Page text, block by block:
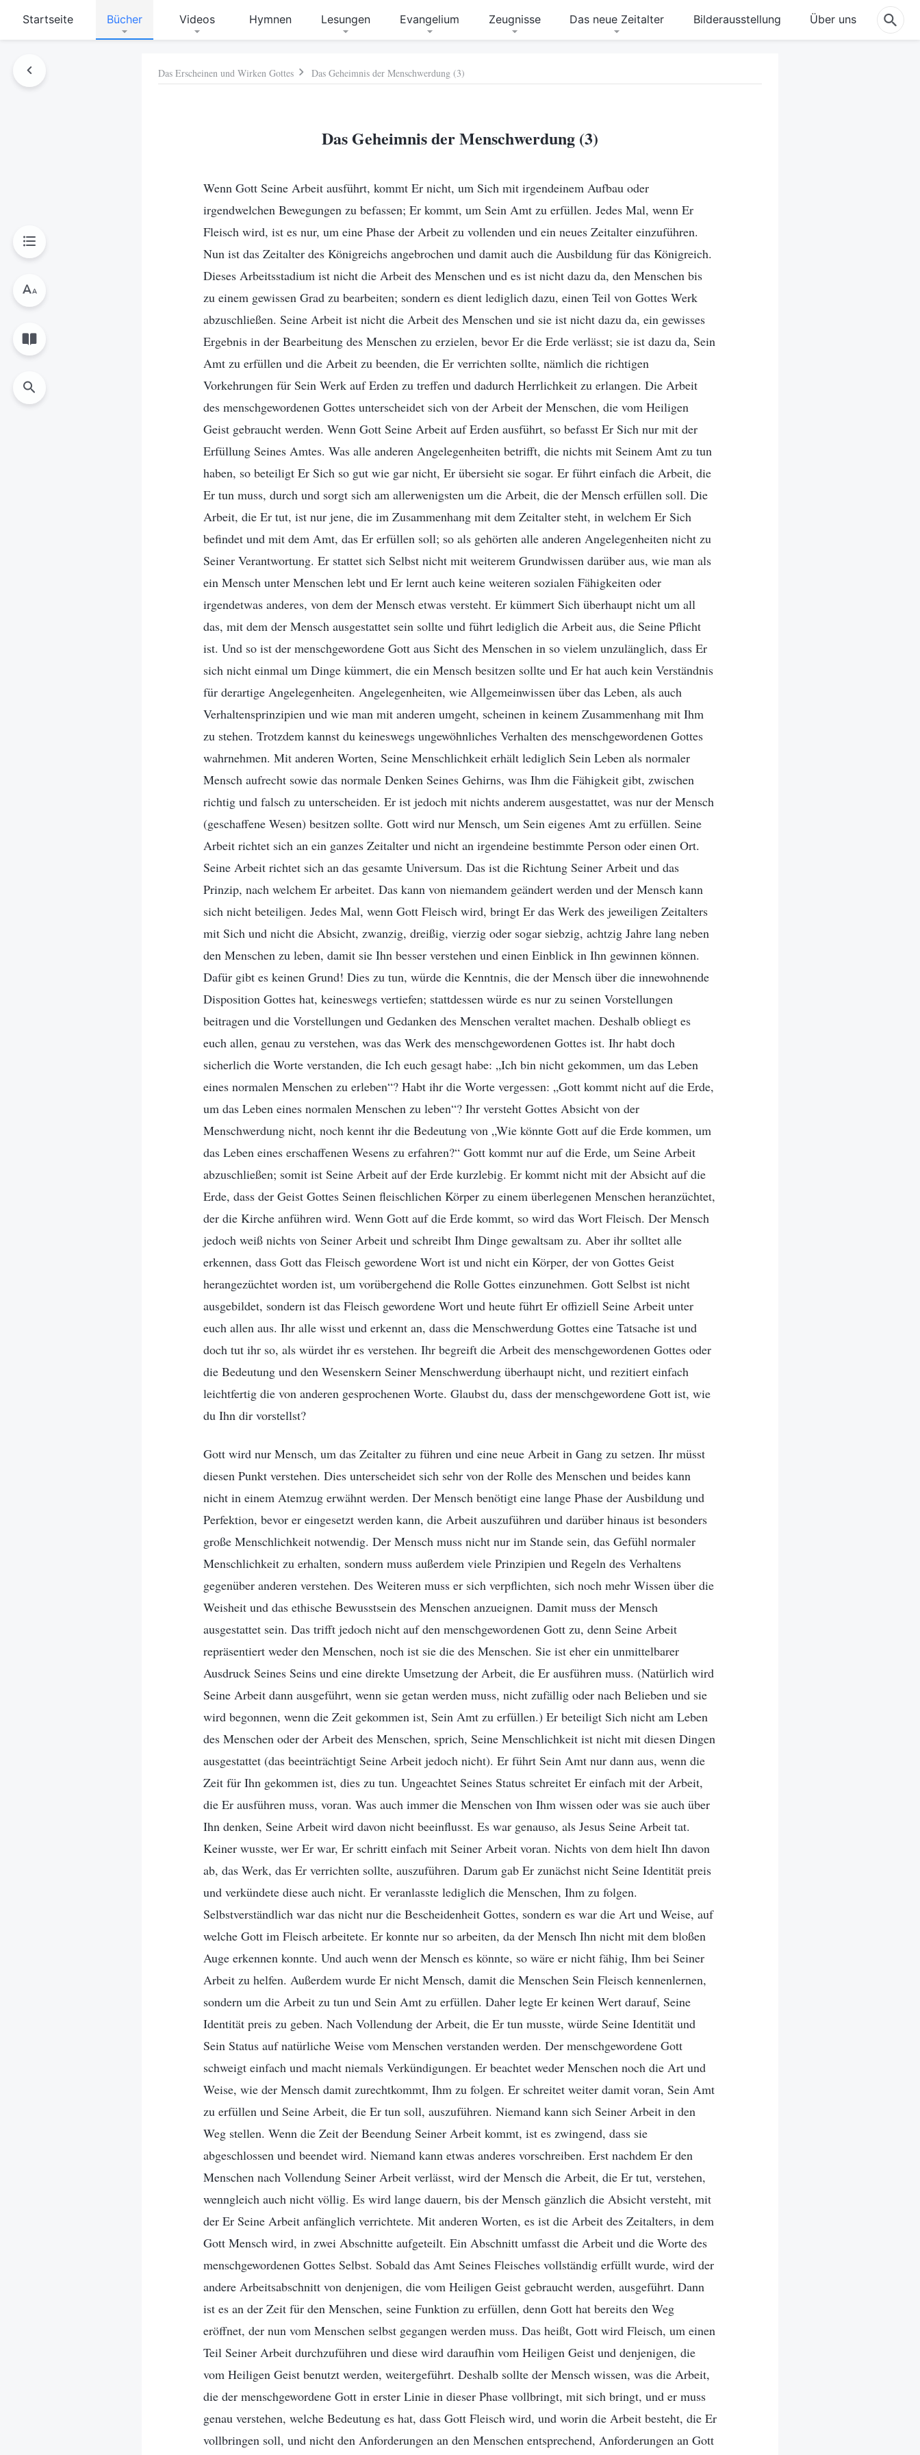
Startseite Bücher Videos Hymnen Lesungen Evangelium Zeugnisse Das neue Zeitalter Bilderausstellung Über uns
Das Erscheinen und Wirken Gottes Das Geheimnis der Menschwerdung (3)
Das Geheimnis der Menschwerdung (3)
Wenn Gott Seine Arbeit ausführt, kommt Er nicht, um Sich mit irgendeinem Aufbau oder
irgendwelchen Bewegungen zu befassen; Er kommt, um Sein Amt zu erfüllen. Jedes Mal, wenn Er
Fleisch wird, ist es nur, um eine Phase der Arbeit zu vollenden und ein neues Zeitalter einzuführen.
Nun ist das Zeitalter des Königreichs angebrochen und damit auch die Ausbildung für das Königreich.
Dieses Arbeitsstadium ist nicht die Arbeit des Menschen und es ist nicht dazu da, den Menschen bis
zu einem gewissen Grad zu bearbeiten; sondern es dient lediglich dazu, einen Teil von Gottes Werk
abzuschließen. Seine Arbeit ist nicht die Arbeit des Menschen und sie ist nicht dazu da, ein gewisses
Ergebnis in der Bearbeitung des Menschen zu erzielen, bevor Er die Erde verlässt; sie ist dazu da, Sein
Amt zu erfüllen und die Arbeit zu beenden, die Er verrichten sollte, nämlich die richtigen
Vorkehrungen für Sein Werk auf Erden zu treffen und dadurch Herrlichkeit zu erlangen. Die Arbeit
des menschgewordenen Gottes unterscheidet sich von der Arbeit der Menschen, die vom Heiligen
Geist gebraucht werden. Wenn Gott Seine Arbeit auf Erden ausführt, so befasst Er Sich nur mit der
Erfüllung Seines Amtes. Was alle anderen Angelegenheiten betrifft, die nichts mit Seinem Amt zu tun
haben, so beteiligt Er Sich so gut wie gar nicht, Er übersieht sie sogar. Er führt einfach die Arbeit, die
Er tun muss, durch und sorgt sich am allerwenigsten um die Arbeit, die der Mensch erfüllen soll. Die
Arbeit, die Er tut, ist nur jene, die im Zusammenhang mit dem Zeitalter steht, in welchem Er Sich
befindet und mit dem Amt, das Er erfüllen soll; so als gehörten alle anderen Angelegenheiten nicht zu
Seiner Verantwortung. Er stattet sich Selbst nicht mit weiterem Grundwissen darüber aus, wie man als
ein Mensch unter Menschen lebt und Er lernt auch keine weiteren sozialen Fähigkeiten oder
irgendetwas anderes, von dem der Mensch etwas versteht. Er kümmert Sich überhaupt nicht um all
das, mit dem der Mensch ausgestattet sein sollte und führt lediglich die Arbeit aus, die Seine Pflicht
ist. Und so ist der menschgewordene Gott aus Sicht des Menschen in so vielem unzulänglich, dass Er
sich nicht einmal um Dinge kümmert, die ein Mensch besitzen sollte und Er hat auch kein Verständnis
für derartige Angelegenheiten. Angelegenheiten, wie Allgemeinwissen über das Leben, als auch
Verhaltensprinzipien und wie man mit anderen umgeht, scheinen in keinem Zusammenhang mit Ihm
zu stehen. Trotzdem kannst du keineswegs ungewöhnliches Verhalten des menschgewordenen Gottes
wahrnehmen. Mit anderen Worten, Seine Menschlichkeit erhält lediglich Sein Leben als normaler
Mensch aufrecht sowie das normale Denken Seines Gehirns, was Ihm die Fähigkeit gibt, zwischen
richtig und falsch zu unterscheiden. Er ist jedoch mit nichts anderem ausgestattet, was nur der Mensch
(geschaffene Wesen) besitzen sollte. Gott wird nur Mensch, um Sein eigenes Amt zu erfüllen. Seine
Arbeit richtet sich an ein ganzes Zeitalter und nicht an irgendeine bestimmte Person oder einen Ort.
Seine Arbeit richtet sich an das gesamte Universum. Das ist die Richtung Seiner Arbeit und das
Prinzip, nach welchem Er arbeitet. Das kann von niemandem geändert werden und der Mensch kann
sich nicht beteiligen. Jedes Mal, wenn Gott Fleisch wird, bringt Er das Werk des jeweiligen Zeitalters
mit Sich und nicht die Absicht, zwanzig, dreißig, vierzig oder sogar siebzig, achtzig Jahre lang neben
den Menschen zu leben, damit sie Ihn besser verstehen und einen Einblick in Ihn gewinnen können.
Dafür gibt es keinen Grund! Dies zu tun, würde die Kenntnis, die der Mensch über die innewohnende
Disposition Gottes hat, keineswegs vertiefen; stattdessen würde es nur zu seinen Vorstellungen
beitragen und die Vorstellungen und Gedanken des Menschen veraltet machen. Deshalb obliegt es
euch allen, genau zu verstehen, was das Werk des menschgewordenen Gottes ist. Ihr habt doch
sicherlich die Worte verstanden, die Ich euch gesagt habe: „Ich bin nicht gekommen, um das Leben
eines normalen Menschen zu erleben“? Habt ihr die Worte vergessen: „Gott kommt nicht auf die Erde,
um das Leben eines normalen Menschen zu leben“? Ihr versteht Gottes Absicht von der
Menschwerdung nicht, noch kennt ihr die Bedeutung von „Wie könnte Gott auf die Erde kommen, um
das Leben eines erschaffenen Wesens zu erfahren?“ Gott kommt nur auf die Erde, um Seine Arbeit
abzuschließen; somit ist Seine Arbeit auf der Erde kurzlebig. Er kommt nicht mit der Absicht auf die
Erde, dass der Geist Gottes Seinen fleischlichen Körper zu einem überlegenen Menschen heranzüchtet,
der die Kirche anführen wird. Wenn Gott auf die Erde kommt, so wird das Wort Fleisch. Der Mensch
jedoch weiß nichts von Seiner Arbeit und schreibt Ihm Dinge gewaltsam zu. Aber ihr solltet alle
erkennen, dass Gott das Fleisch gewordene Wort ist und nicht ein Körper, der von Gottes Geist
herangezüchtet worden ist, um vorübergehend die Rolle Gottes einzunehmen. Gott Selbst ist nicht
ausgebildet, sondern ist das Fleisch gewordene Wort und heute führt Er offiziell Seine Arbeit unter
euch allen aus. Ihr alle wisst und erkennt an, dass die Menschwerdung Gottes eine Tatsache ist und
doch tut ihr so, als würdet ihr es verstehen. Ihr begreift die Arbeit des menschgewordenen Gottes oder
die Bedeutung und den Wesenskern Seiner Menschwerdung überhaupt nicht, und rezitiert einfach
leichtfertig die von anderen gesprochenen Worte. Glaubst du, dass der menschgewordene Gott ist, wie
du Ihn dir vorstellst?
Gott wird nur Mensch, um das Zeitalter zu führen und eine neue Arbeit in Gang zu setzen. Ihr müsst
diesen Punkt verstehen. Dies unterscheidet sich sehr von der Rolle des Menschen und beides kann
nicht in einem Atemzug erwähnt werden. Der Mensch benötigt eine lange Phase der Ausbildung und
Perfektion, bevor er eingesetzt werden kann, die Arbeit auszuführen und darüber hinaus ist besonders
große Menschlichkeit notwendig. Der Mensch muss nicht nur im Stande sein, das Gefühl normaler
Menschlichkeit zu erhalten, sondern muss außerdem viele Prinzipien und Regeln des Verhaltens
gegenüber anderen verstehen. Des Weiteren muss er sich verpflichten, sich noch mehr Wissen über die
Weisheit und das ethische Bewusstsein des Menschen anzueignen. Damit muss der Mensch
ausgestattet sein. Das trifft jedoch nicht auf den menschgewordenen Gott zu, denn Seine Arbeit
repräsentiert weder den Menschen, noch ist sie die des Menschen. Sie ist eher ein unmittelbarer
Ausdruck Seines Seins und eine direkte Umsetzung der Arbeit, die Er ausführen muss. (Natürlich wird
Seine Arbeit dann ausgeführt, wenn sie getan werden muss, nicht zufällig oder nach Belieben und sie
wird begonnen, wenn die Zeit gekommen ist, Sein Amt zu erfüllen.) Er beteiligt Sich nicht am Leben
des Menschen oder der Arbeit des Menschen, sprich, Seine Menschlichkeit ist nicht mit diesen Dingen
ausgestattet (das beeinträchtigt Seine Arbeit jedoch nicht). Er führt Sein Amt nur dann aus, wenn die
Zeit für Ihn gekommen ist, dies zu tun. Ungeachtet Seines Status schreitet Er einfach mit der Arbeit,
die Er ausführen muss, voran. Was auch immer die Menschen von Ihm wissen oder was sie auch über
Ihn denken, Seine Arbeit wird davon nicht beeinflusst. Es war genauso, als Jesus Seine Arbeit tat.
Keiner wusste, wer Er war, Er schritt einfach mit Seiner Arbeit voran. Nichts von dem hielt Ihn davon
ab, das Werk, das Er verrichten sollte, auszuführen. Darum gab Er zunächst nicht Seine Identität preis
und verkündete diese auch nicht. Er veranlasste lediglich die Menschen, Ihm zu folgen.
Selbstverständlich war das nicht nur die Bescheidenheit Gottes, sondern es war die Art und Weise, auf
welche Gott im Fleisch arbeitete. Er konnte nur so arbeiten, da der Mensch Ihn nicht mit dem bloßen
Auge erkennen konnte. Und auch wenn der Mensch es könnte, so wäre er nicht fähig, Ihm bei Seiner
Arbeit zu helfen. Außerdem wurde Er nicht Mensch, damit die Menschen Sein Fleisch kennenlernen,
sondern um die Arbeit zu tun und Sein Amt zu erfüllen. Daher legte Er keinen Wert darauf, Seine
Identität preis zu geben. Nach Vollendung der Arbeit, die Er tun musste, würde Seine Identität und
Sein Status auf natürliche Weise vom Menschen verstanden werden. Der menschgewordene Gott
schweigt einfach und macht niemals Verkündigungen. Er beachtet weder Menschen noch die Art und
Weise, wie der Mensch damit zurechtkommt, Ihm zu folgen. Er schreitet weiter damit voran, Sein Amt
zu erfüllen und Seine Arbeit, die Er tun soll, auszuführen. Niemand kann sich Seiner Arbeit in den
Weg stellen. Wenn die Zeit der Beendung Seiner Arbeit kommt, ist es zwingend, dass sie
abgeschlossen und beendet wird. Niemand kann etwas anderes vorschreiben. Erst nachdem Er den
Menschen nach Vollendung Seiner Arbeit verlässt, wird der Mensch die Arbeit, die Er tut, verstehen,
wenngleich auch nicht völlig. Es wird lange dauern, bis der Mensch gänzlich die Absicht versteht, mit
der Er Seine Arbeit anfänglich verrichtete. Mit anderen Worten, es ist die Arbeit des Zeitalters, in dem
Gott Mensch wird, in zwei Abschnitte aufgeteilt. Ein Abschnitt umfasst die Arbeit und die Worte des
menschgewordenen Gottes Selbst. Sobald das Amt Seines Fleisches vollständig erfüllt wurde, wird der
andere Arbeitsabschnitt von denjenigen, die vom Heiligen Geist gebraucht werden, ausgeführt. Dann
ist es an der Zeit für den Menschen, seine Funktion zu erfüllen, denn Gott hat bereits den Weg
eröffnet, der nun vom Menschen selbst gegangen werden muss. Das heißt, Gott wird Fleisch, um einen
Teil Seiner Arbeit durchzuführen und diese wird daraufhin vom Heiligen Geist und denjenigen, die
vom Heiligen Geist benutzt werden, weitergeführt. Deshalb sollte der Mensch wissen, was die Arbeit,
die der menschgewordene Gott in erster Linie in dieser Phase vollbringt, mit sich bringt, und er muss
genau verstehen, welche Bedeutung es hat, dass Gott Fleisch wird, und worin die Arbeit besteht, die Er
vollbringen soll, und nicht den Anforderungen an den Menschen entsprechend, Anforderungen an Gott